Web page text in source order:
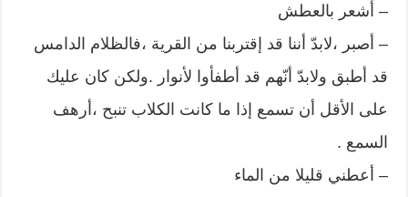
– أشعر بالعطش
– أصبر ،لابدّ أننا قد إقتربنا من القرية ،فالظلام الدامس
قد أطبق ولابدّ أنّهم قد أطفأوا لأنوار .ولكن كان عليك
على الأقل أن تسمع إذا ما كانت الكلاب تنبح ،أرهف
السمع .
– أعطني قليلا من الماء